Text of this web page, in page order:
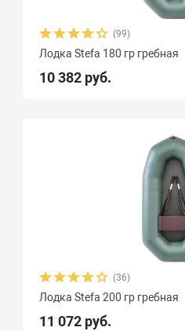
Длина кокпита, см
Плотность ткани, г/м2
Пассажировместимость
Тип дна
(99)
Лодка Stefa 180 гр гребная
10 382 руб.
(36)
Лодка Stefa 200 гр гребная
11 072 руб.